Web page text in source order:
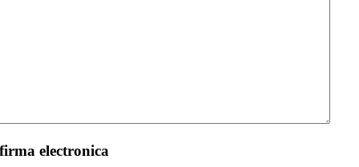
firma electronica